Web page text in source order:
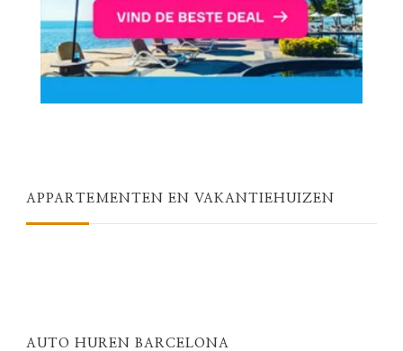
APPARTEMENTEN EN VAKANTIEHUIZEN
AUTO HUREN BARCELONA